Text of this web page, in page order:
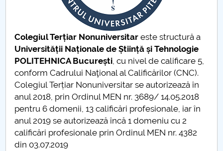
Români de pretutindeni - ADMITERE
Senat
Facultăți
Studenți
Ghiduri pentru STUDENȚI
Relații Publice
Colegiul Terțiar Nonuniversitar este structură a
Universității Naționale de Știință și Tehnologie
POLITEHNICA București, cu nivel de calificare 5,
conform Cadrului Naţional al Calificărilor (CNC).
Colegiul Terțiar Nonuniversitar se autorizează în
anul 2018, prin Ordinul MEN nr. 3689/ 14.05.2018
pentru 6 domenii, 13 calificări profesionale, iar în
anul 2019 se autorizează încă 1 domeniu cu 2
calificări profesionale prin Ordinul MEN nr. 4382
din 03.07.2019